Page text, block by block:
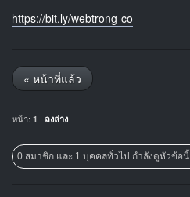
https://bit.ly/webtrong-co
« หน้าที่แล้ว
หน้า: 1 ลงล่าง
0 สมาชิก และ 1 บุคคลทั่วไป กำลังดูหัวข้อนี้